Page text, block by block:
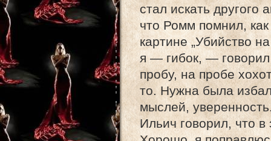
стал искать другого
что Ромм помнил,
картине „Убийство
я — гибок, —
пробу, на пробе
то. Нужна была
мыслей,
Ильич говорил, что в